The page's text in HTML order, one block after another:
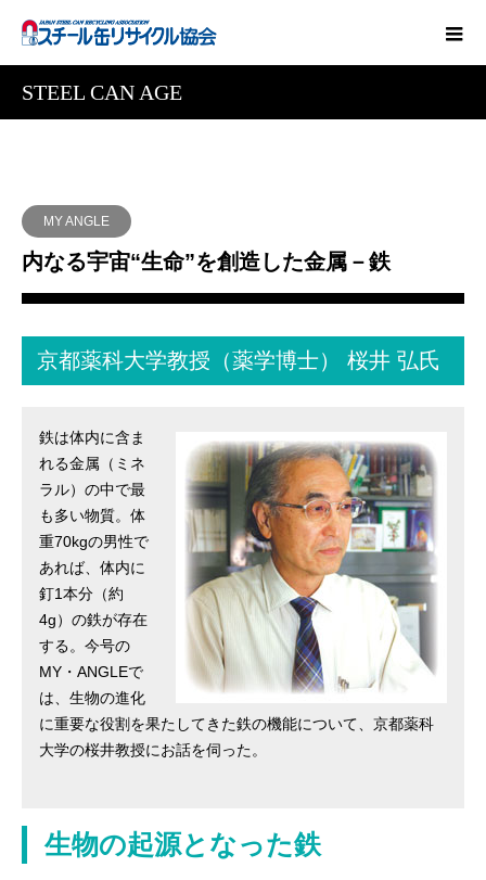
STEEL CAN AGE
MY ANGLE
内なる宇宙“生命”を創造した金属－鉄
京都薬科大学教授（薬学博士） 桜井 弘氏
鉄は体内に含ま
れる金属（ミネ
ラル）の中で最
も多い物質。体
重70kgの男性で
あれば、体内に
釘1本分（約
4g）の鉄が存在
する。今号の
MY・ANGLEで
は、生物の進化
に重要な役割を果たしてきた鉄の機能について、京都薬科
大学の桜井教授にお話を伺った。
生物の起源となった鉄